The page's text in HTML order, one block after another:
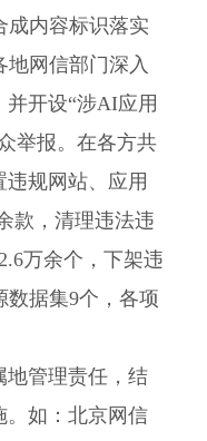
成内容标识落实
网信部门深入
开设“涉AI应用
举报。在各方共
违规网站、应用
款，清理违法违
万余个，下架违
数据集9个，各项
管理责任，结
。如：北京网信